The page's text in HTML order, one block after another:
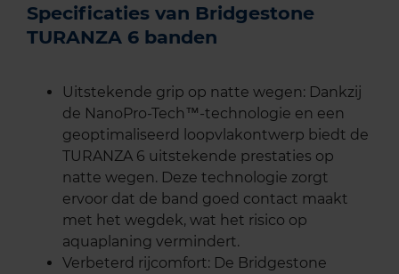
Specificaties van Bridgestone
TURANZA 6 banden
Uitstekende grip op natte wegen: Dankzij
de NanoPro-Tech™-technologie en een
geoptimaliseerd loopvlakontwerp biedt de
TURANZA 6 uitstekende prestaties op
natte wegen. Deze technologie zorgt
ervoor dat de band goed contact maakt
met het wegdek, wat het risico op
aquaplaning vermindert.
Verbeterd rijcomfort: De Bridgestone